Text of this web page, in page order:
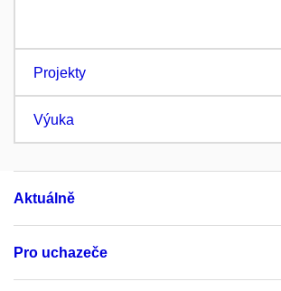
Projekty
Výuka
Aktuálně
Pro uchazeče